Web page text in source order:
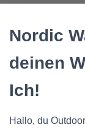
Nordic
deinen
Ich!
Hallo, du